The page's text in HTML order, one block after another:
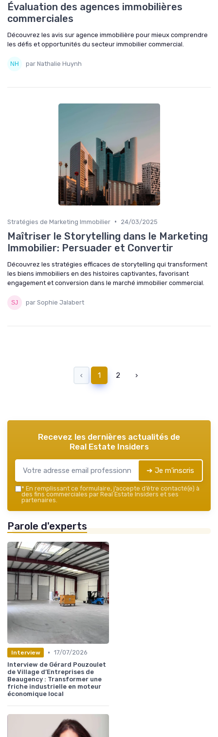
Évaluation des agences immobilières
commerciales
Découvrez les avis sur agence immobilière pour mieux comprendre
les défis et opportunités du secteur immobilier commercial.
par Nathalie Huynh
Stratégies de Marketing Immobilier • 24/03/2025
Maîtriser le Storytelling dans le Marketing
Immobilier: Persuader et Convertir
Découvrez les stratégies efficaces de storytelling qui transforment
les biens immobiliers en des histoires captivantes, favorisant
engagement et conversion dans le marché immobilier commercial.
par Sophie Jalabert
‹ 1 2 ›
Recevez les dernières actualités de
Real Estate Insiders
➔ Je m'inscris
* En remplissant ce formulaire, j’accepte d’être contacté(e) à
des fins commerciales par Real Estate Insiders et ses
partenaires.
Parole d'experts
Interview • 17/07/2026
Interview de Gérard Pouzoulet
de Village d’Entreprises de
Beaugency : Transformer une
friche industrielle en moteur
économique local